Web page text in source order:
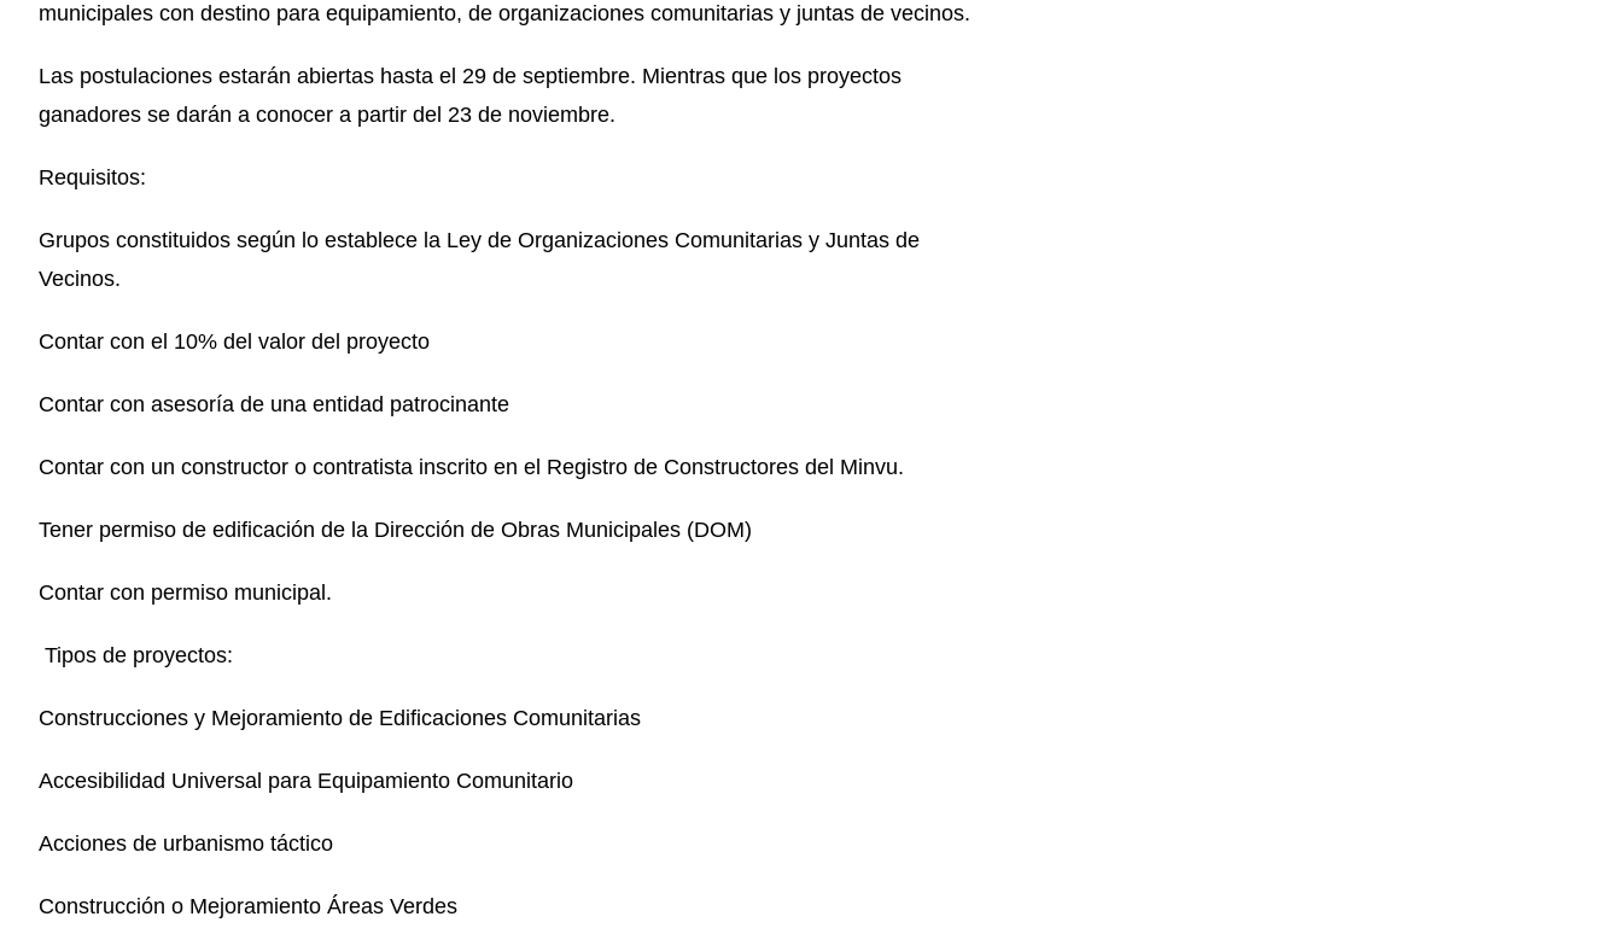
municipales con destino para equipamiento, de organizaciones comunitarias y juntas de vecinos.
Las postulaciones estarán abiertas hasta el 29 de septiembre. Mientras que los proyectos
ganadores se darán a conocer a partir del 23 de noviembre.
Requisitos:
Grupos constituidos según lo establece la Ley de Organizaciones Comunitarias y Juntas de
Vecinos.
Contar con el 10% del valor del proyecto
Contar con asesoría de una entidad patrocinante
Contar con un constructor o contratista inscrito en el Registro de Constructores del Minvu.
Tener permiso de edificación de la Dirección de Obras Municipales (DOM)
Contar con permiso municipal.
Tipos de proyectos:
Construcciones y Mejoramiento de Edificaciones Comunitarias
Accesibilidad Universal para Equipamiento Comunitario
Acciones de urbanismo táctico
Construcción o Mejoramiento Áreas Verdes